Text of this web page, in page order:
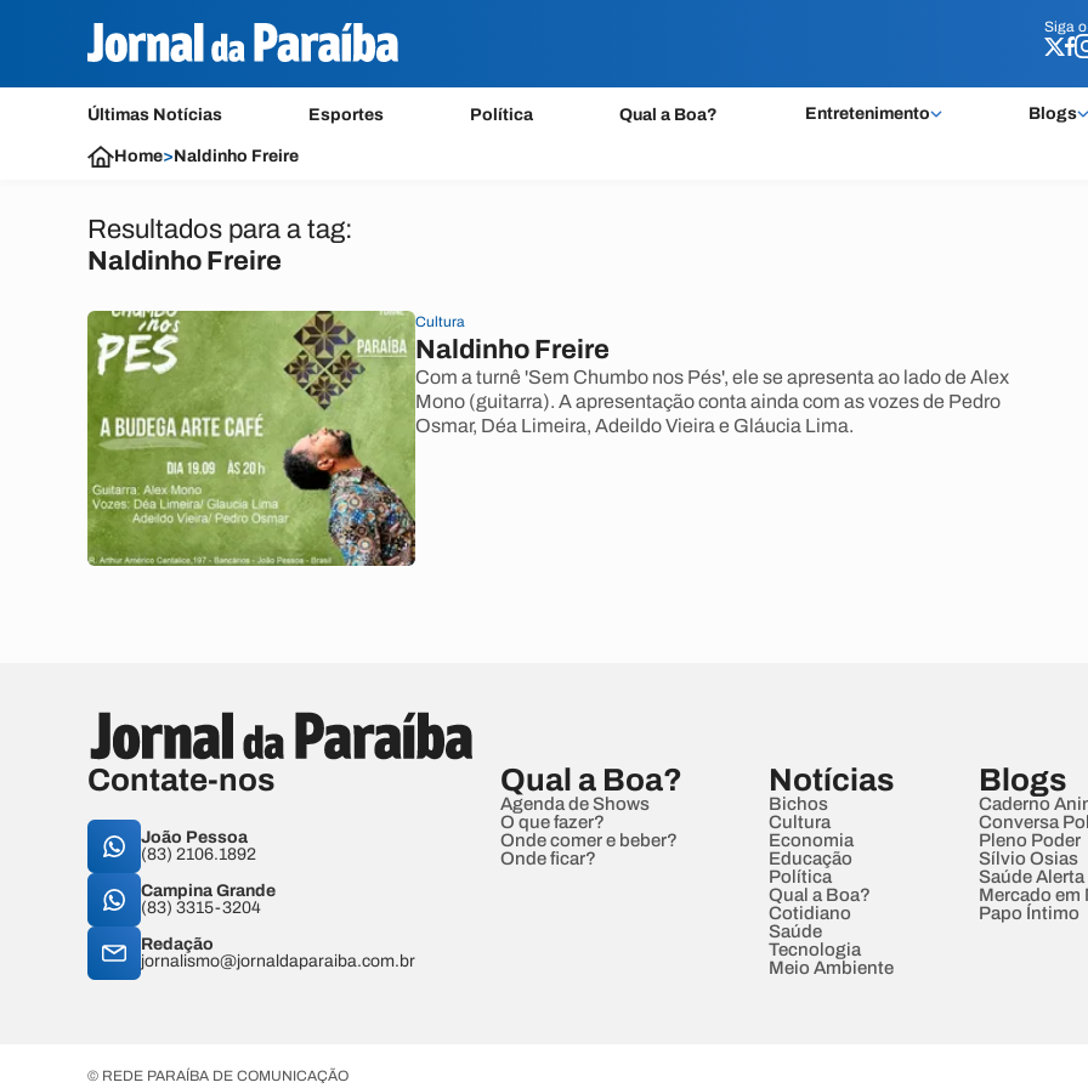
Siga o
Últimas Notícias Esportes Política Qual a Boa? Entretenimento Blogs
Siga o
Home>Naldinho Freire
Resultados para a tag:
Naldinho Freire
Cultura
Naldinho Freire
Com a turnê 'Sem Chumbo nos Pés', ele se apresenta ao lado de Alex
Mono (guitarra). A apresentação conta ainda com as vozes de Pedro
Osmar, Déa Limeira, Adeildo Vieira e Gláucia Lima.
Contate-nos
João Pessoa
(83) 2106.1892
Campina Grande
(83) 3315-3204
Redação
jornalismo@jornaldaparaiba.com.br
Qual a Boa?
Agenda de Shows
O que fazer?
Onde comer e beber?
Onde ficar?
Notícias
Bichos
Cultura
Economia
Educação
Política
Qual a Boa?
Cotidiano
Saúde
Tecnologia
Meio Ambiente
Blogs
Caderno
Conversa
Pleno Poder
Sílvio Osias
Saúde Alerta
Mercado em
Papo Íntimo
© REDE PARAÍBA DE COMUNICAÇÃO